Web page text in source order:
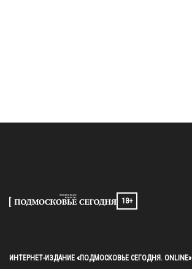
18+
ИНТЕРНЕТ-ИЗДАНИЕ «ПОДМОСКОВЬЕ СЕГОДНЯ. ONLINE»